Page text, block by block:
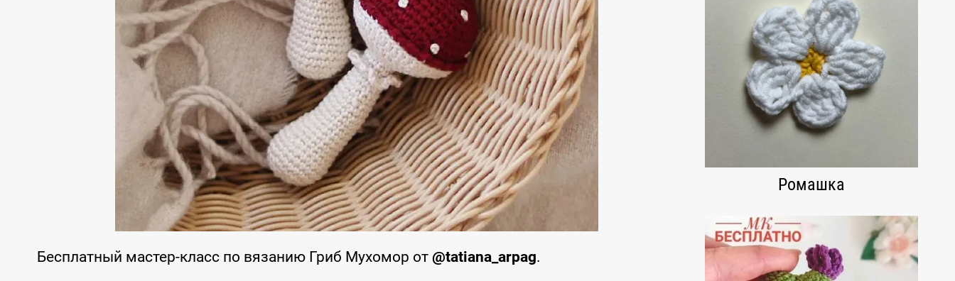
Бесплатный мастер-класс по вязанию Гриб Мухомор от @tatiana_arpag.
Ромашка